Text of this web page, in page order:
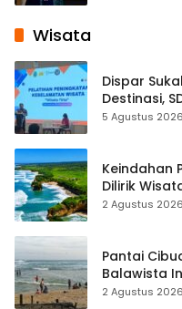
Wisata
Dispar
Destinasi,
hingga
5 Agustus 2026
Keindahan
Dilirik
2 Agustus 2026
Pantai
Balawista
Waspada
2 Agustus 2026